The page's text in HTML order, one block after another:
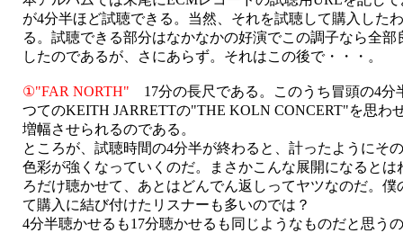
が4分半ほど試聴できる。当然、それを試聴して購入した
る。試聴できる部分はなかなかの好演でこの調子なら全
したのであるが、さにあらず。それはこの後で・・・。
①"FAR NORTH" 17分の長尺である。このうち冒頭の4分
つてのKEITH JARRETTの"THE KOLN CONCERT"を思わ
増幅させられるのである。
ところが、試聴時間の4分半が終わると、計ったようにそ
色彩が強くなっていくのだ。まさかこんな展開になると
ろだけ聴かせて、あとはどんでん返しってヤツなのだ。
て購入に結び付けたリスナーも多いのでは？
4分半聴かせるも17分聴かせるも同じようなものだと思う